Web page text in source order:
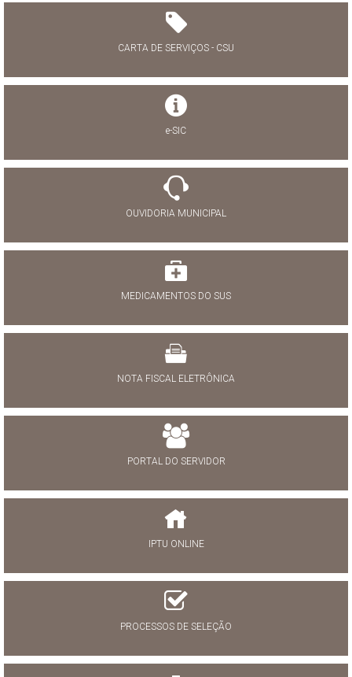
CARTA DE SERVIÇOS - CSU
e-SIC
OUVIDORIA MUNICIPAL
MEDICAMENTOS DO SUS
NOTA FISCAL ELETRÔNICA
PORTAL DO SERVIDOR
IPTU ONLINE
PROCESSOS DE SELEÇÃO